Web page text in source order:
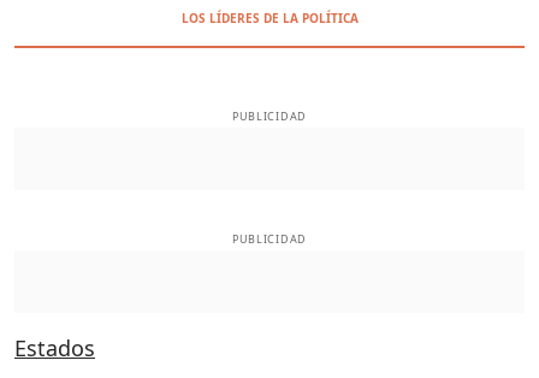
LOS LÍDERES DE LA POLÍTICA
PUBLICIDAD
PUBLICIDAD
Estados